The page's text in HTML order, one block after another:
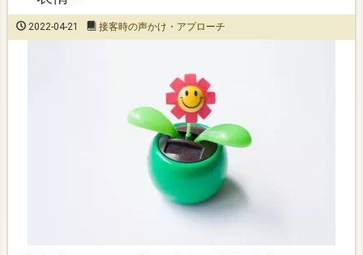
2022-04-21 接客時の声かけ・アプローチ